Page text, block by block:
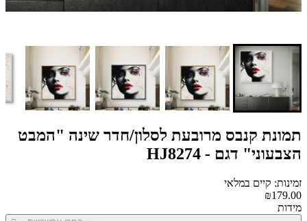
תמונת קנבס מרובעת לסלון/חדר שינה "המבט
הצבעוני" דגם - HJ8274
זמינות: קיים במלאי
₪179.00
מידות